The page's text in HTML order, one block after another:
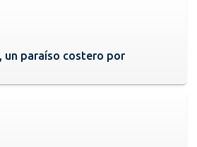
un paraíso costero por